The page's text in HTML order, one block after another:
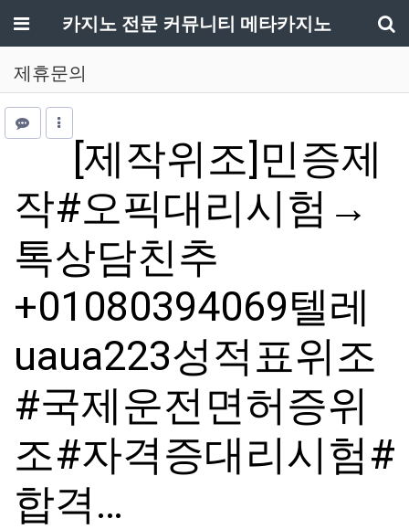
메뉴카지노 전문 커뮤니티 메타카지노
제휴문의
[제작위조]민증제
작#오픽대리시험→
톡상담친추
+01080394069텔레
uaua223성적표위조
#국제운전면허증위
조#자격증대리시험#
합격…